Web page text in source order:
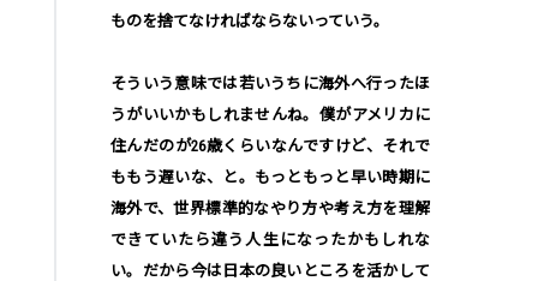
ものを捨てなければならないっていう。
そういう意味では若いうちに海外へ行ったほ
うがいいかもしれませんね。僕がアメリカに
住んだのが26歳くらいなんですけど、それで
ももう遅いな、と。もっともっと早い時期に
海外で、世界標準的なやり方や考え方を理解
できていたら違う人生になったかもしれな
い。だから今は日本の良いところを活かして